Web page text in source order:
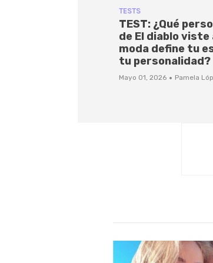
TESTS
TEST: ¿Qué
de El diablo viste
moda define tu
tu personalidad?
Mayo 01, 2026 · Pamela